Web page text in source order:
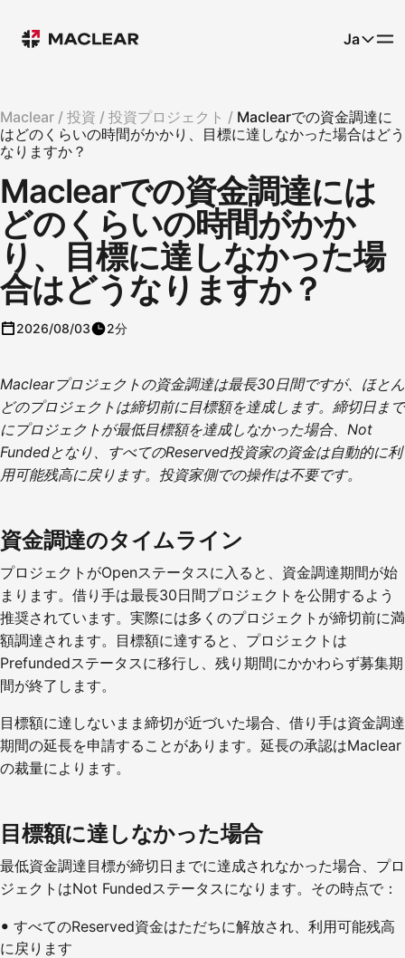
Ja
Maclear / 投資 / 投資プロジェクト / Maclearでの資金調達に
はどのくらいの時間がかかり、目標に達しなかった場合はどう
なりますか？
Maclearでの資金調達には
どのくらいの時間がかか
り、目標に達しなかった場
合はどうなりますか？
2026/08/03 2分
Maclearプロジェクトの資金調達は最長30日間ですが、ほとん
どのプロジェクトは締切前に目標額を達成します。締切日まで
にプロジェクトが最低目標額を達成しなかった場合、Not
Fundedとなり、すべてのReserved投資家の資金は自動的に利
用可能残高に戻ります。投資家側での操作は不要です。
資金調達のタイムライン
プロジェクトがOpenステータスに入ると、資金調達期間が始
まります。借り手は最長30日間プロジェクトを公開するよう
推奨されています。実際には多くのプロジェクトが締切前に満
額調達されます。目標額に達すると、プロジェクトは
Prefundedステータスに移行し、残り期間にかかわらず募集期
間が終了します。
目標額に達しないまま締切が近づいた場合、借り手は資金調達
期間の延長を申請することがあります。延長の承認はMaclear
の裁量によります。
目標額に達しなかった場合
最低資金調達目標が締切日までに達成されなかった場合、プロ
ジェクトはNot Fundedステータスになります。その時点で：
すべてのReserved資金はただちに解放され、利用可能残高
に戻ります